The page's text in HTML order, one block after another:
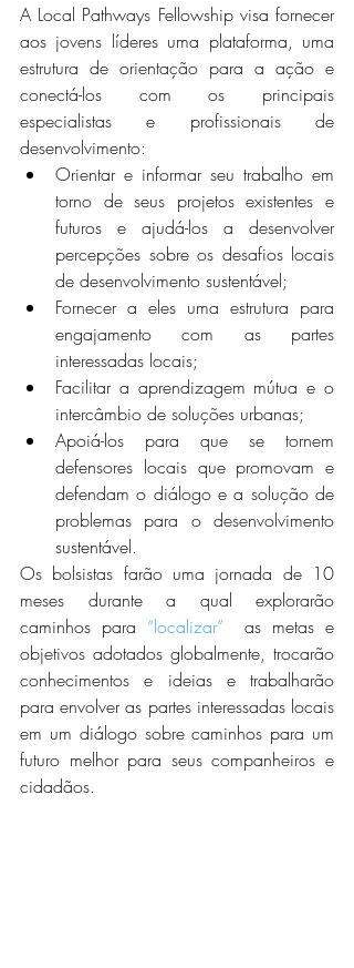
A Local Pathways Fellowship visa fornecer
aos jovens líderes uma plataforma, uma
estrutura de orientação para a ação e
conectá-los com os principais
especialistas e profissionais de
desenvolvimento:
Orientar e informar seu trabalho em
torno de seus projetos existentes e
futuros e ajudá-los a desenvolver
percepções sobre os desafios locais
de desenvolvimento sustentável;
Fornecer a eles uma estrutura para
engajamento com as partes
interessadas locais;
Facilitar a aprendizagem mútua e o
intercâmbio de soluções urbanas;
Apoiá-los para que se tornem
defensores locais que promovam e
defendam o diálogo e a solução de
problemas para o desenvolvimento
sustentável.
Os bolsistas farão uma jornada de 10
meses durante a qual explorarão
caminhos para “localizar”
  as metas e
objetivos adotados globalmente, trocarão
conhecimentos e ideias e trabalharão
para envolver as partes interessadas locais
em um diálogo sobre caminhos para um
futuro melhor para seus companheiros e
cidadãos.